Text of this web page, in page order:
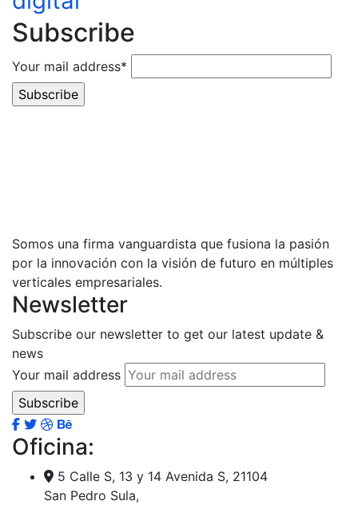
Subscribe
Your mail address*
Somos una firma vanguardista que fusiona la pasión
por la innovación con la visión de futuro en múltiples
verticales empresariales.
Newsletter
Subscribe our newsletter to get our latest update &
news
Your mail address
Oficina:
5 Calle S, 13 y 14 Avenida S, 21104
San Pedro Sula,